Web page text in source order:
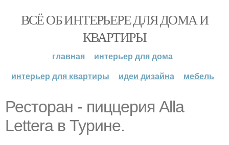
ВСЁ ОБ ИНТЕРЬЕРЕ ДЛЯ ДОМА И
КВАРТИРЫ
главная
интерьер для дома
интерьер для квартиры
идеи дизайна мебель
Ресторан - пиццерия Alla
Lettera в Турине.